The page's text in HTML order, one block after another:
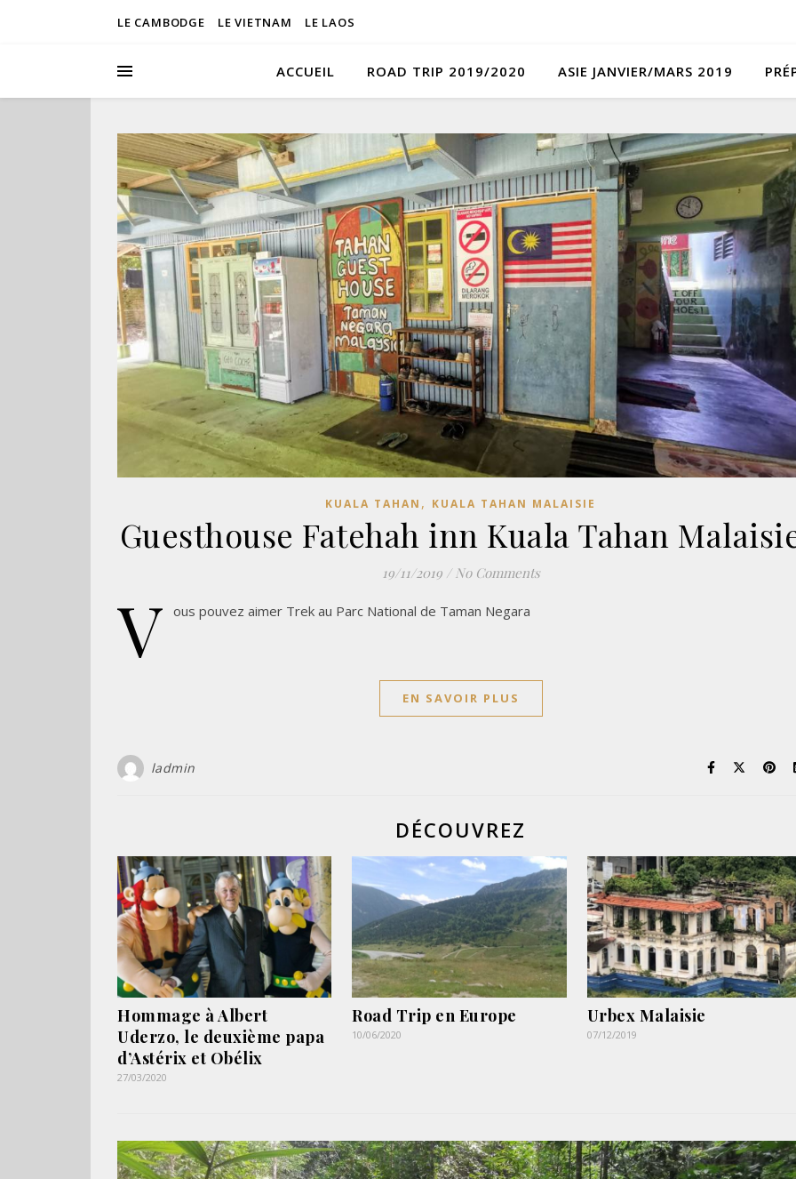
LE CAMBODGE LE VIETNAM LE LAOS
ACCUEIL ROAD TRIP 2019/2020 ASIE JANVIER/MARS 2019
KUALA TAHAN , KUALA TAHAN MALAISIE
Guesthouse Fatehah inn Kuala Tahan
19/11/2019 / No Comments
V ous pouvez aimer Trek au Parc National de Taman Negara
EN SAVOIR PLUS
ladmin
DÉCOUVREZ
Hommage à Albert
Uderzo, le deuxième papa
d’Astérix et Obélix
27/03/2020
Road Trip en Europe
10/06/2020
Urbex Malaisie
07/12/2019